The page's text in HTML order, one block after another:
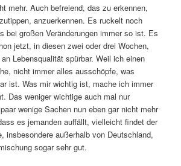
mehr. Auch befreiend, das zu erkennen,
anzuerkennen. Es ruckelt noch
bei großen Veränderungen immer so ist. Es
jetzt, in diesen zwei oder drei Wochen,
Lebensqualität spürbar. Weil ich einen
nicht immer alles ausschöpfe, was
ist. Was mir wichtig ist, mache ich immer
Das weniger wichtige auch mal nur
wenige Sachen nun eben gar nicht mehr
es jemanden auffällt, vielleicht findet der
insbesondere außerhalb von Deutschland,
sogar sehr gut.